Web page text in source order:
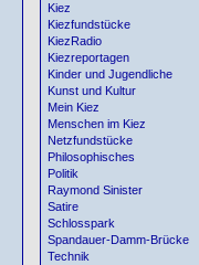
Kiez
Kiezfundstücke
KiezRadio
Kiezreportagen
Kinder und Jugendliche
Kunst und Kultur
Mein Kiez
Menschen im Kiez
Netzfundstücke
Philosophisches
Politik
Raymond Sinister
Satire
Schlosspark
Spandauer-Damm-Brücke
Technik